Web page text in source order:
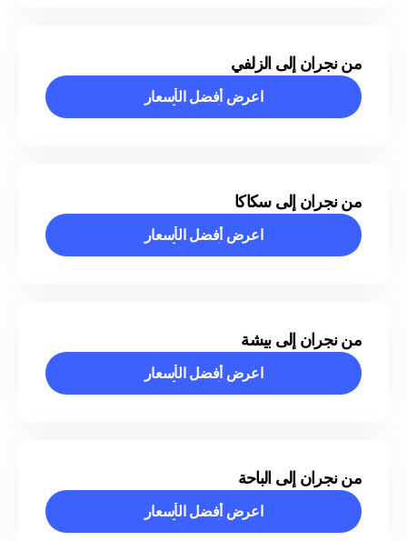
من نجران إلى الزلفي
اعرض أفضل الأسعار
اعرض أفضل الأسعار
من نجران إلى سكاكا
اعرض أفضل الأسعار
اعرض أفضل الأسعار
من نجران إلى بيشة
اعرض أفضل الأسعار
اعرض أفضل الأسعار
من نجران إلى الباحة
اعرض أفضل الأسعار
اعرض أفضل الأسعار